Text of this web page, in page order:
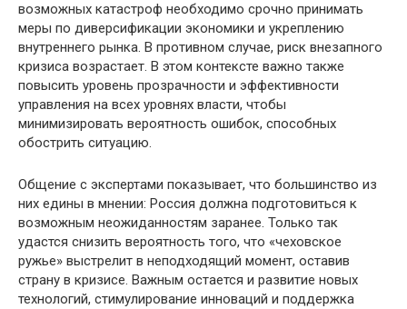
возможных катастроф необходимо срочно принимать
меры по диверсификации экономики и укреплению
внутреннего рынка. В противном случае, риск внезапного
кризиса возрастает. В этом контексте важно также
повысить уровень прозрачности и эффективности
управления на всех уровнях власти, чтобы
минимизировать вероятность ошибок, способных
обострить ситуацию.
Общение с экспертами показывает, что большинство из
них едины в мнении: Россия должна подготовиться к
возможным неожиданностям заранее. Только так
удастся снизить вероятность того, что «чеховское
ружье» выстрелит в неподходящий момент, оставив
страну в кризисе. Важным остается и развитие новых
технологий, стимулирование инноваций и поддержка